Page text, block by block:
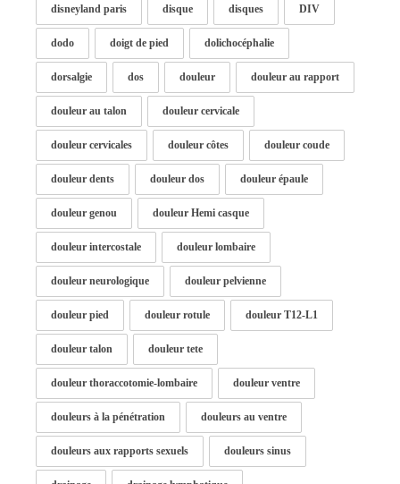
disneyland paris disque disques DIV
dodo doigt de pied dolichocéphalie
dorsalgie dos douleur douleur au rapport
douleur au talon douleur cervicale
douleur cervicales douleur côtes douleur coude
douleur dents douleur dos douleur épaule
douleur genou douleur Hemi casque
douleur intercostale douleur lombaire
douleur neurologique douleur pelvienne
douleur pied douleur rotule douleur T12-L1
douleur talon douleur tete
douleur thoraccotomie-lombaire douleur ventre
douleurs à la pénétration douleurs au ventre
douleurs aux rapports sexuels douleurs sinus